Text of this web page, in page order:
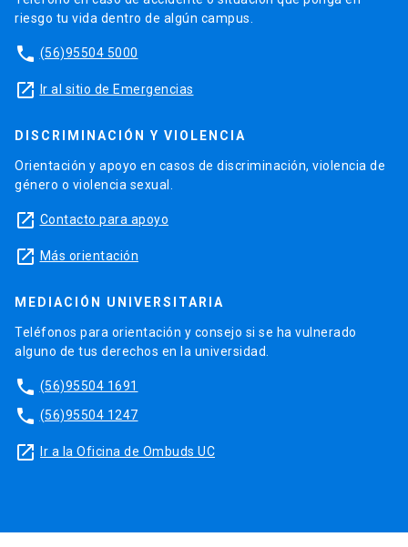
riesgo tu vida dentro de algún campus.
phone (56)95504 5000
launch Ir al sitio de Emergencias
DISCRIMINACIÓN Y VIOLENCIA
Orientación y apoyo en casos de discriminación, violencia de
género o violencia sexual.
launch Contacto para apoyo
launch Más orientación
MEDIACIÓN UNIVERSITARIA
Teléfonos para orientación y consejo si se ha vulnerado
alguno de tus derechos en la universidad.
phone (56)95504 1691
phone (56)95504 1247
launch Ir a la Oficina de Ombuds UC